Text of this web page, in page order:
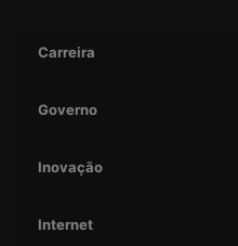
Carreira
Governo
Inovação
Internet